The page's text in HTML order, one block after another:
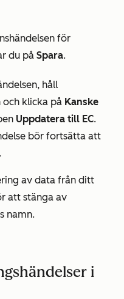
för
du på Spara.
håll
och klicka på Kanske
Uppdatera till EC.
bör fortsätta att
av data från ditt
att stänga av
namn.
i